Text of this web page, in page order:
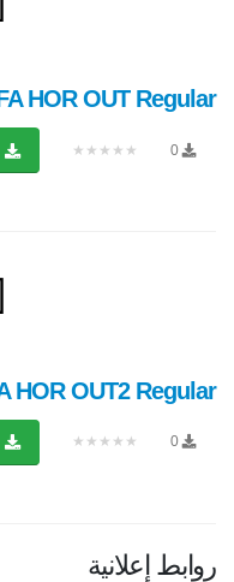
HOR OUT Regular
0
★★★★★
HOR OUT2 Regular
0
★★★★★
روابط إعلانية